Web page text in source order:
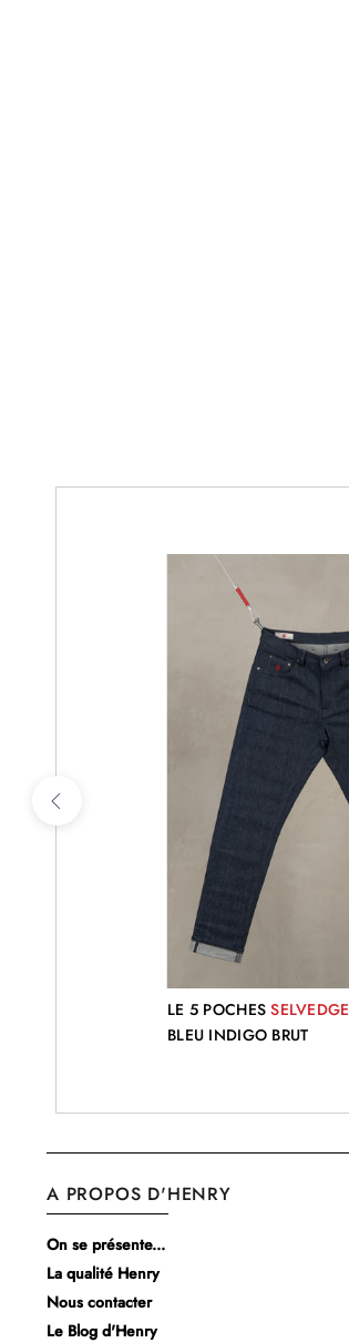
LE 5 POCHESSELVEDGE
BLEU INDIGO BRUT
A PROPOS D'HENRY
On se présente...
La qualité Henry
Nous contacter
Le Blog d'Henry